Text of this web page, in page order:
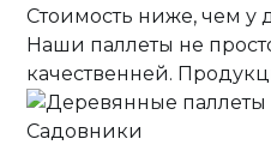
Стоимость ниже, чем у
Наши паллеты не
качественней.